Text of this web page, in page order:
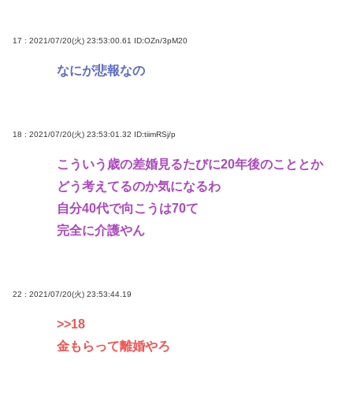
17 : 2021/07/20(火) 23:53:00.61 ID:OZn/3pM20
なにが悲報なの
18 : 2021/07/20(火) 23:53:01.32 ID:tiimRSj/p
こういう歳の差婚見るたびに20年後のこととか
どう考えてるのか気になるわ
自分40代で向こうは70て
完全に介護やん
22 : 2021/07/20(火) 23:53:44.19
>>18
金もらって離婚やろ